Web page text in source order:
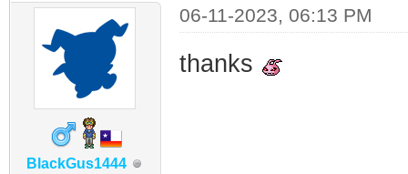
BlackGus1444
06-11-2023, 06:13 PM
thanks